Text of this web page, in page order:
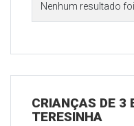
Nenhum resultado
CRIANÇAS DE 3
TERESINHA